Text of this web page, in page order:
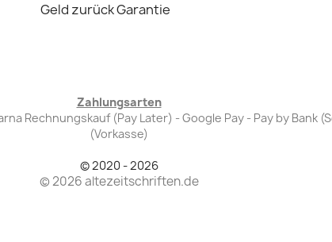
Geld zurück Garantie
Zahlungsarten
Rechnungskauf (Pay Later) - Google Pay - Pay by
(Vorkasse)
© 2020 - 2026
© 2026 altezeitschriften.de